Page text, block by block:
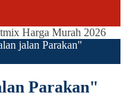
jalan Parakan"
Parakan"